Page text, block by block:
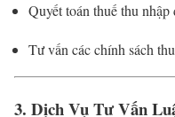
Quyết toán thuế thu
Tư vấn các chính sách
3. Dịch Vụ Tư Vấn